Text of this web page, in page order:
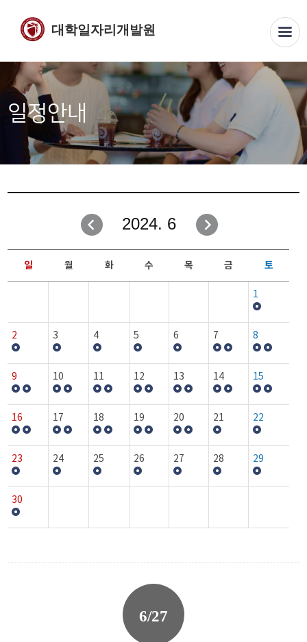
대학일자리개발원
일정안내
2024. 6
일 월 화 수 목 금 토
1
2 3 4 5 6 7 8
9 10 11 12 13 14 15
16 17 18 19 20 21 22
23 24 25 26 27 28 29
30
6/27